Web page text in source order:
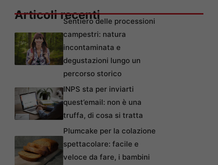
Articoli recentiSentiero delle processioni
campestri: natura
incontaminata e
degustazioni lungo un
percorso storico
INPS sta per inviarti
quest’email: non è una
truffa, di cosa si tratta
Plumcake per la colazione
spettacolare: facile e
veloce da fare, i bambini